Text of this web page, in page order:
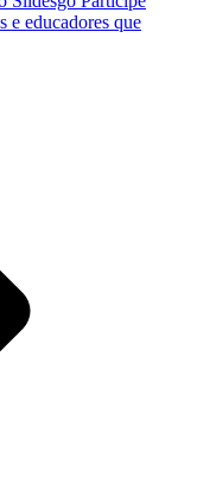
e educadores que